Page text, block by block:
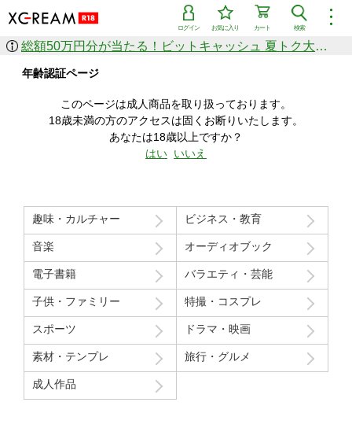
︙
検索
カート
お気に入り
ログイン
作品を探す
ジャンル
シリーズ
人気のセール中商品
新着セール中商品
すべての作品から探す
価格の安い順
価格の高い順
月間ランキング
年間ランキング
総額50万円分が当たる！ビットキャッシュ 夏トク大感謝祭
年齢認証ページ
このページは成人商品を取り扱っております。
18歳未満の方のアクセスは固くお断りいたします。
あなたは18歳以上ですか？
はい いいえ
趣味・カルチャー ビジネス・教育
音楽 オーディオブック
電子書籍 バラエティ・芸能
子供・ファミリー 特撮・コスプレ
スポーツ ドラマ・映画
素材・テンプレ 旅行・グルメ
成人作品